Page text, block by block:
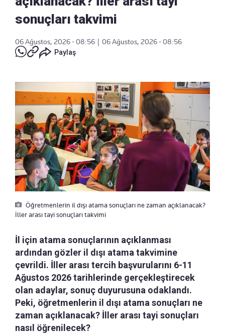
sonuçları takvimi
06 Ağustos, 2026 - 08:56
06 Ağustos, 2026 - 08:56
Paylaş
Öğretmenlerin il dışı atama sonuçları ne zaman açıklanacak?
İller arası tayi sonuçları takvimi
İl için atama sonuçlarının açıklanması
ardından gözler il dışı atama takvimine
çevrildi. İller arası tercih başvurularını 6-11
Ağustos 2026 tarihlerinde gerçekleştirecek
olan adaylar, sonuç duyurusuna odaklandı.
Peki, öğretmenlerin il dışı atama sonuçları ne
zaman açıklanacak? İller arası tayi sonuçları
nasıl öğrenilecek?